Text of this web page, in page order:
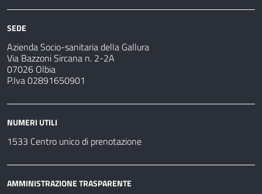
SEDE
Azienda Socio-sanitaria della Gallura
Via Bazzoni Sircana n. 2-2A
07026 Olbia
P.Iva 02891650901
NUMERI UTILI
1533 Centro unico di prenotazione
AMMINISTRAZIONE TRASPARENTE